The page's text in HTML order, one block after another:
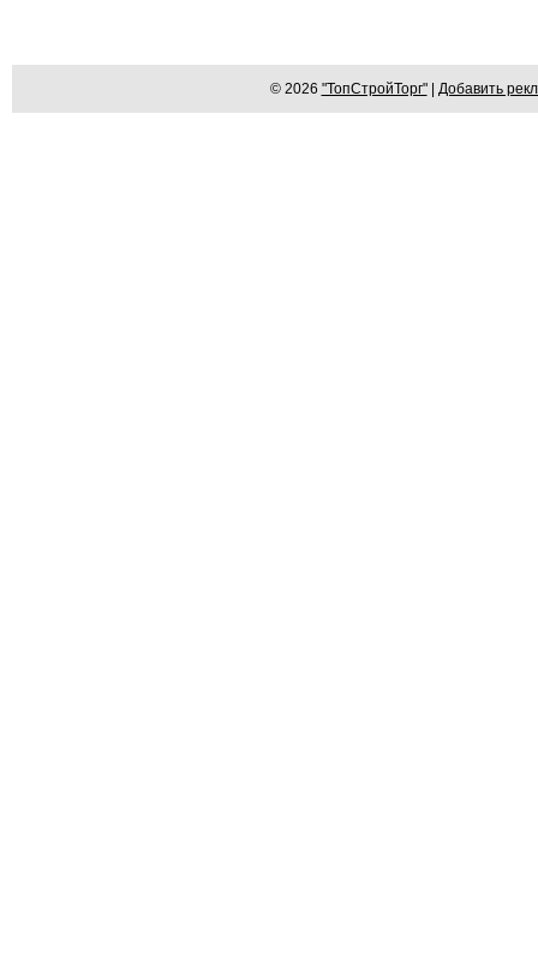
© 2026 "ТопСтройТорг"| Добавить